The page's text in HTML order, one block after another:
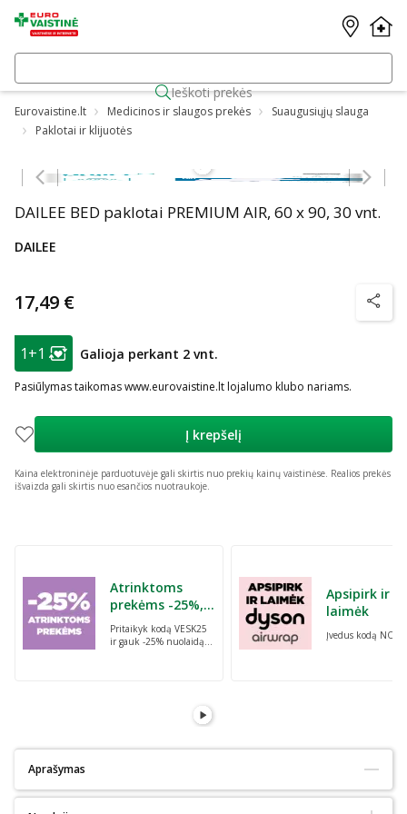
Ieškoti prekės
Eurovaistine.lt Medicinos ir slaugos prekės
Suaugusiųjų slauga
Paklotai ir klijuotės
DAILEE BED paklotai PREMIUM AIR, 60 x 90, 30 vnt.
DAILEE
17,49 €
patarimas
Lojalumo klubo narių nuolaida
1+1 Galioja perkant 2 vnt.
Pasiūlymas taikomas www.eurovaistine.lt lojalumo klubo nariams.
Į krepšelį
Kaina elektroninėje parduotuvėje gali skirtis nuo prekių kainų vaistinėse. Realios prekės
išvaizda gali skirtis nuo esančios nuotraukoje.
Atrinktoms
prekėms -25%,
perkant dvi bet
kurias prekes su
Pritaikyk kodą VESK25
ir gauk -25% nuolaidą
Apsipirk ir
laimėk
Įvedus kodą
Aprašymas
Tinka alergiškiems:Taip